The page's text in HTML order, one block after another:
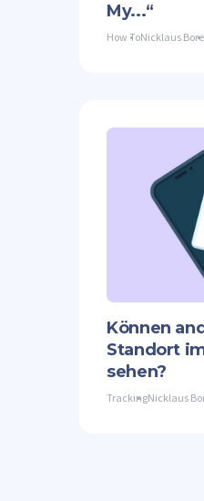
My...“
How ToNicklaus
Können
Standort
sehen?
TrackingNicklaus